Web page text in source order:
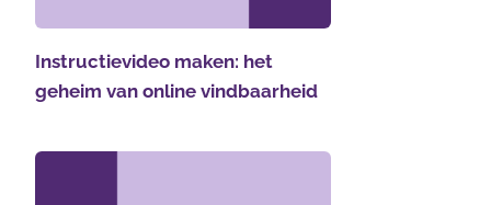
Instructievideo maken: het
geheim van online vindbaarheid